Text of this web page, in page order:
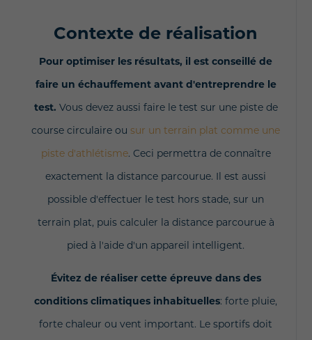
Contexte de réalisation
Pour optimiser les résultats, il est conseillé de
faire un échauffement avant d'entreprendre le
test. Vous devez aussi faire le test sur une piste de
course circulaire ou sur un terrain plat comme une
piste d'athlétisme. Ceci permettra de connaître
exactement la distance parcourue. Il est aussi
possible d'effectuer le test hors stade, sur un
terrain plat, puis calculer la distance parcourue à
pied à l'aide d'un appareil intelligent.
Évitez de réaliser cette épreuve dans des
conditions climatiques inhabituelles: forte pluie,
forte chaleur ou vent important. Le sportifs doit